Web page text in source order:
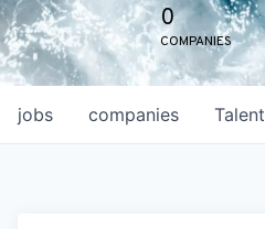
0
COMPANIES
jobs companies Talent